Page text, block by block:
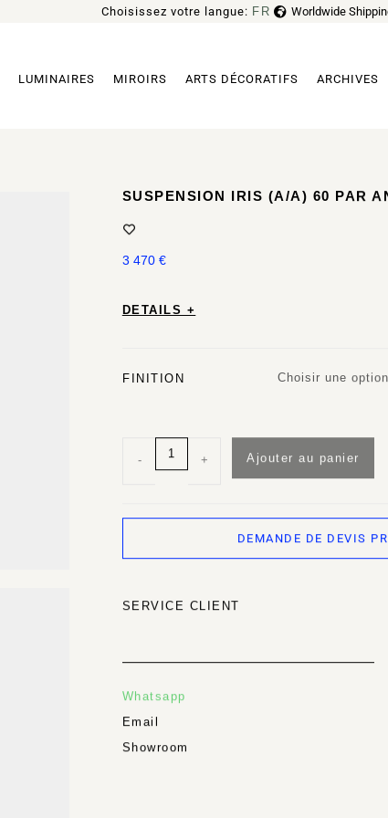
Choisissez votre langue: FR
EN Worldwide
LUMINAIRES MIROIRS ARTS DÉCORATIFS ARCHIVES
SUSPENSION IRIS (A/A) 60 PAR
3 470 €
DETAILS +
FINITION Choisir une option
- + Ajouter au panier
DEMANDE DE DEVIS
SERVICE CLIENT
Whatsapp
Email
Showroom